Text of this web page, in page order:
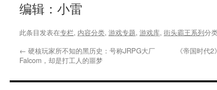
编辑：小雷
此条目发表在专栏, 内容分类, 游戏专题, 游戏库, 街头霸王系列分
← 硬核玩家所不知的黑历史：号称JRPG大厂
Falcom，却是打工人的噩梦
《帝国时代